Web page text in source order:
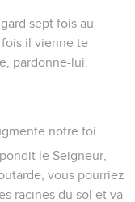
sept fois au
il vienne te
pardonne-lui.
notre foi.
le Seigneur,
vous pourriez
racines du sol et va